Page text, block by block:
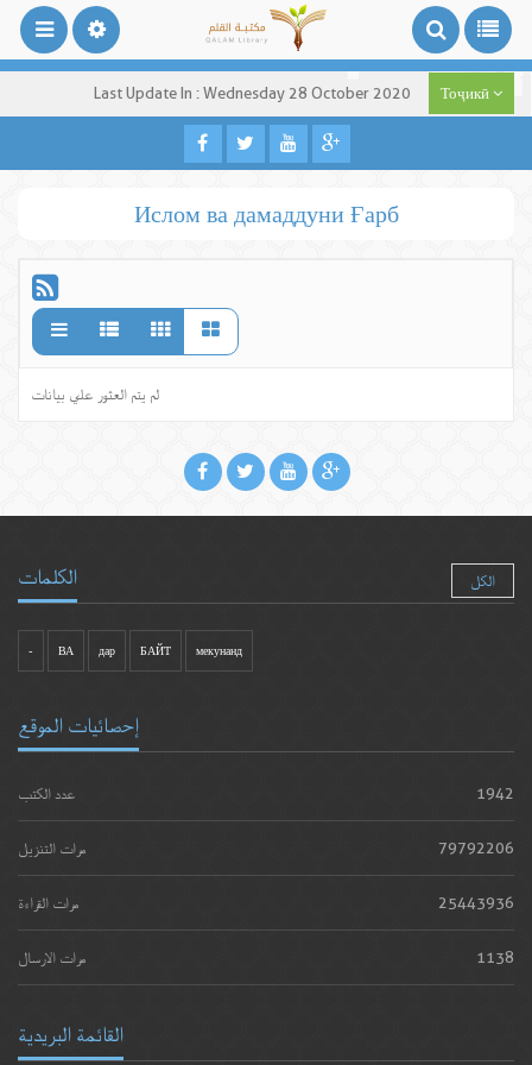
Last Update In : Wednesday 28 October 2020 Тоҷикӣ
Ислом ва дамаддуни Ғарб
لم يتم العثور علي بيانات
الكلمات الكل
- ВА дар БАЙТ мекунанд
إحصائيات الموقع
عدد الكتب 1942
مرات التنزيل 79792206
مرات القراءة 25443936
مرات الارسال 1138
القائمة البريدية